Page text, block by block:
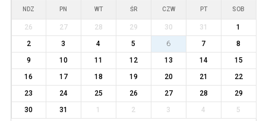
NDZ PN WT ŚR CZW PT SOB
26 27 28 29 30 31
1
2
3 4 5 6 7
8
9
10 11 12 13 14
15
16
17 18 19 20 21
22
23
24 25 26 27 28
29
30
31 1 2 3 4 5